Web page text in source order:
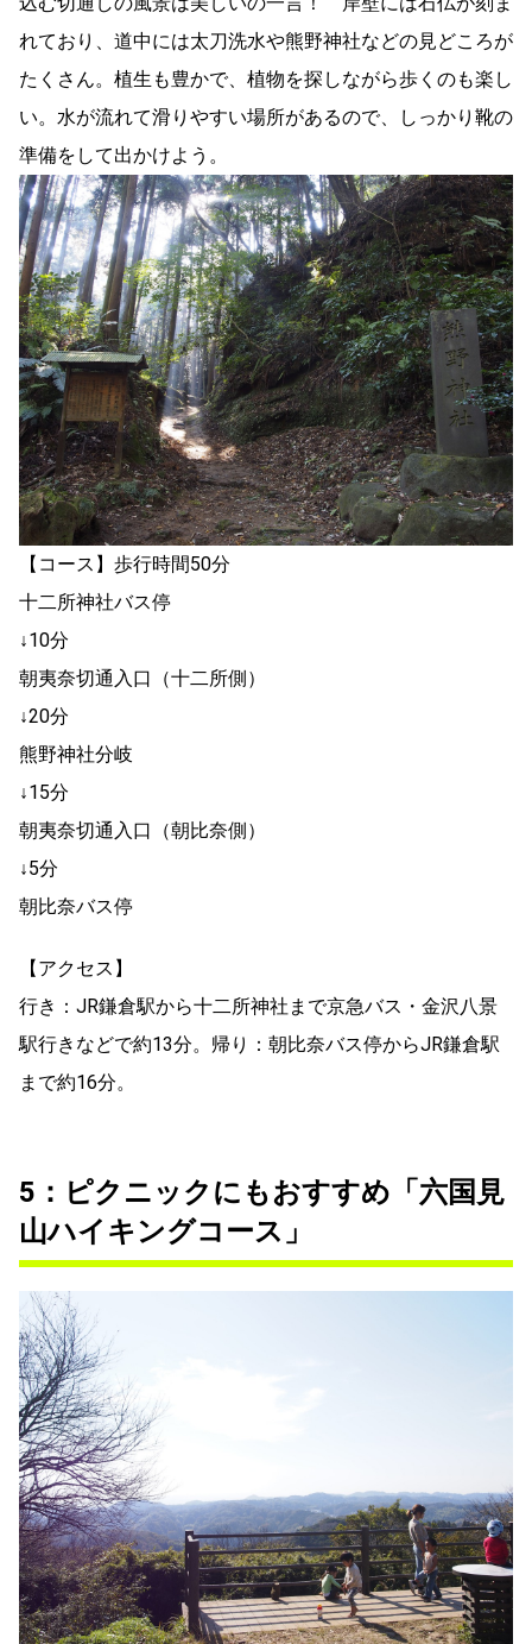
れており、道中には太刀洗水や熊野神社などの見どころが
たくさん。植生も豊かで、植物を探しながら歩くのも楽し
い。水が流れて滑りやすい場所があるので、しっかり靴の
準備をして出かけよう。
【コース】歩行時間50分
十二所神社バス停
↓10分
朝夷奈切通入口（十二所側）
↓20分
熊野神社分岐
↓15分
朝夷奈切通入口（朝比奈側）
↓5分
朝比奈バス停
【アクセス】
行き：JR鎌倉駅から十二所神社まで京急バス・金沢八景
駅行きなどで約13分。帰り：朝比奈バス停からJR鎌倉駅
まで約16分。
5：ピクニックにもおすすめ「六国見
山ハイキングコース」